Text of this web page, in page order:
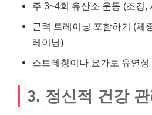
주 3~4회 유산소 운동 (조깅,
근력 트레이닝 포함하기 (체
레이닝)
스트레칭이나 요가로 유연성
3. 정신적 건강 관